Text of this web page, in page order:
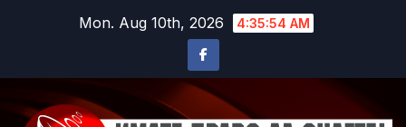
Mon. Aug 10th, 2026 4:35:57 AM